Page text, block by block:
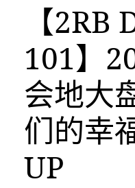
【2RB
101】
会地大
们的幸
UP